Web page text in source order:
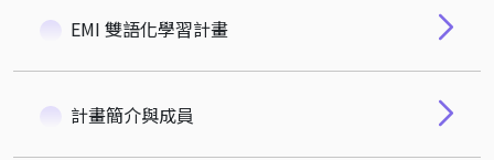
EMI 雙語化學習計畫
計畫簡介與成員